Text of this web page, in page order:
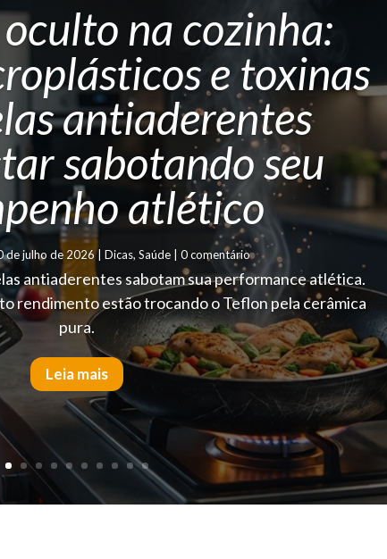
na cozinha:
e toxinas
antiaderentes
sabotando seu
atlético
de julho de 2026| Dicas, Saúde| 0 comentário
antiaderentes sabotam sua performance atlética.
rendimento estão trocando o Teflon pela cerâmica
pura.
Leia mais